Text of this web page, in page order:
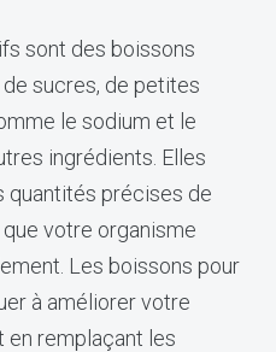
sont des boissons
de sucres, de petites
le sodium et le
ingrédients. Elles
quantités précises de
votre organisme
Les boissons pour
à améliorer votre
en remplaçant les